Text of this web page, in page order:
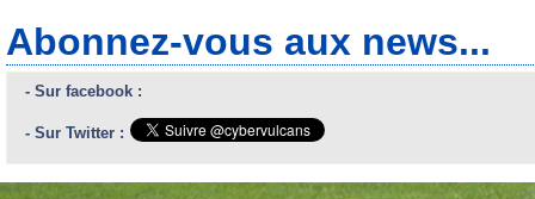
Abonnez-vous aux news...
- Sur facebook :
- Sur Twitter :